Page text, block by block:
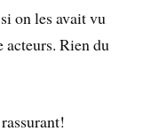
on les avait vu
acteurs. Rien du